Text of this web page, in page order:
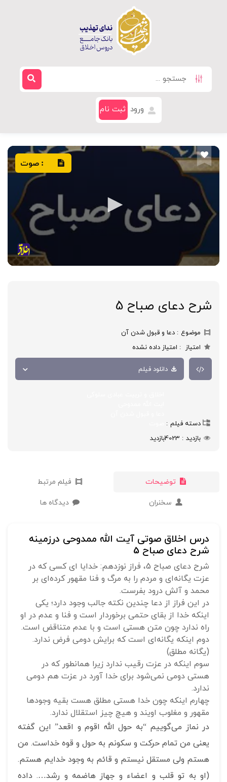
ورود ثبت نام
: صوت
شرح دعای صباح 5
موضوع
دعا و قبول شدن آن
امتیاز
امتیاز داده نشده
دانلود فیلم
دسته فیلم
بازدید
4023بازدید
توضیحات فیلم مرتبط
سخنران دیدگاه ها
درس اخلاق صوتی آیت الله ممدوحی درزمینه
شرح دعای صباح 5
شرح دعای صباح 5، فراز نوزدهم: خدایا ای کسی که در
عزت یگانه‌ای و مردم را به مرگ و فنا مقهور کرده‌ای بر
محمد و آلش درود بفرست.
در این فراز از دعا چندین نکته جالب وجود دارد؛ یکی
اینکه خدا از بقای حتمی برخوردار است و فنا و عدم در او
راه ندارد چون متن هستی است و با عدم متناقض است.
دوم اینکه یگانه‌ای است که برایش دومی فرض ندارد.
(یگانه مطلق)
سوم اینکه در عزت رقیب ندارد زیرا همانطور که در
هستی دومی نمی‌شود برای خدا آورد در عزت هم دومی
ندارد.
چهارم اینکه چون خدا هستی مطلق هست بقیه وجودها
مقهور و مغلوب اویند و هیچ چیز استقلال ندارد.
در نماز می‌گوییم “به حول الله اقوم و اقعد” این گفته
یعنی من تمام حرکت و سکونم به حول و قوه خداست. من
هستم ولی مستقل نیستم و قائم به وجود خدایم هستم.
(او به تو قلب و اعضاء و جهاز هاضمه و رشد…. داده